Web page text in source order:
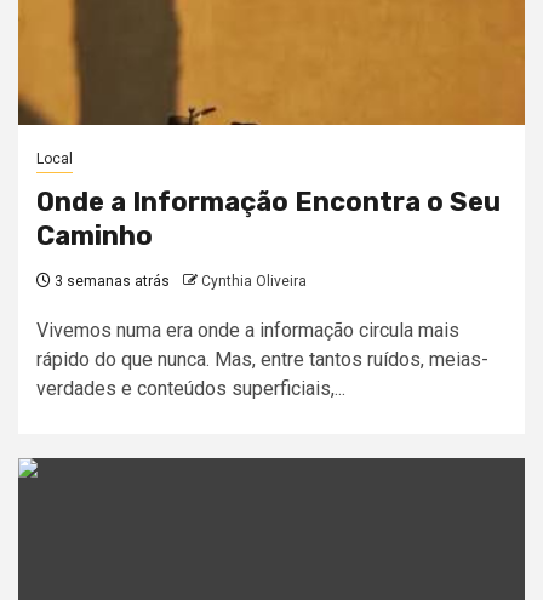
Local
Onde a Informação Encontra o Seu
Caminho
3 semanas atrás Cynthia Oliveira
Vivemos numa era onde a informação circula mais
rápido do que nunca. Mas, entre tantos ruídos, meias-
verdades e conteúdos superficiais,...